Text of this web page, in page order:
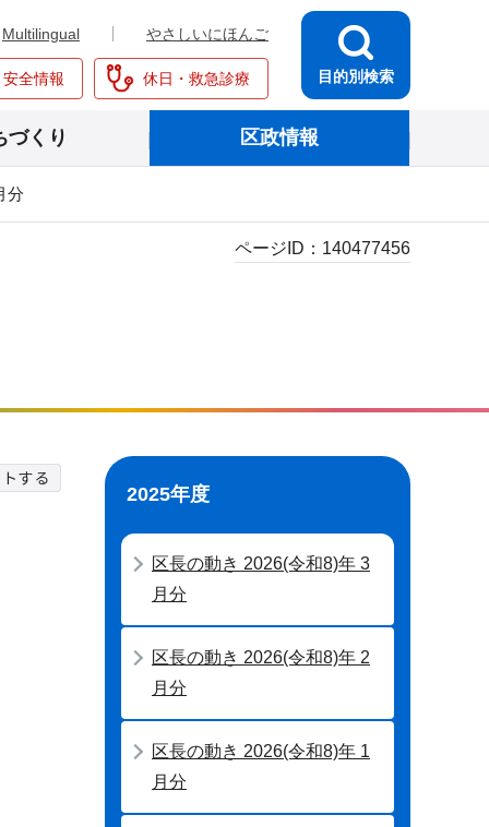
Multilingual やさしいにほんご
全情報 休日・救急診療 目的別検索
づくり 区政情報
分
ページID： 140477456
2025年度
区長の動き 2026(令和8)年 3
月分
区長の動き 2026(令和8)年 2
月分
区長の動き 2026(令和8)年 1
月分